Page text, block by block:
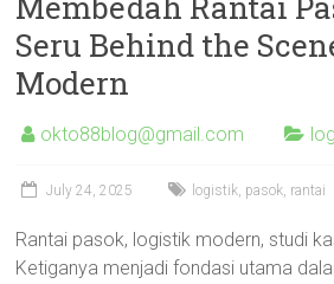
Seru Behind the
Modern
okto88blog@gmail.com
July 24, 2025 logistik, pasok, rantai
Rantai pasok, logistik modern, studi
Ketiganya menjadi fondasi utama